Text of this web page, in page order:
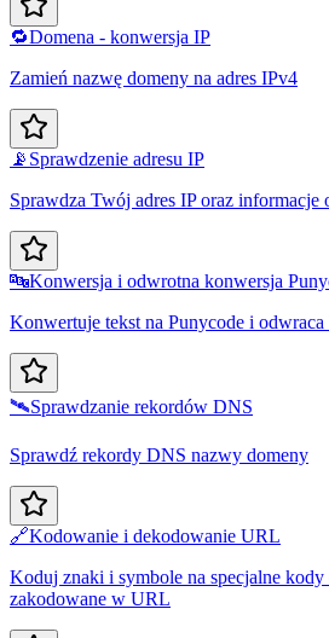
🔁Domena - konwersja IP
Zamień nazwę domeny na adres IPv4
📡 Sprawdzenie adresu IP
Sprawdza Twój adres IP oraz informacje
🔤Konwersja i odwrotna konwersja
Konwertuje tekst na Punycode i odwraca
🛰️Sprawdzanie rekordów DNS
Sprawdź rekordy DNS nazwy domeny
🔗Kodowanie i dekodowanie URL
Koduj znaki i symbole na specjalne
zakodowane w URL